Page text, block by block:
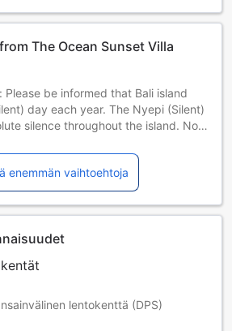
The Ocean Sunset Villa
Please be informed that Bali island
day each year. The Nyepi (Silent)
silence throughout the island. No
29 March 2025 | 19 March 2026 | 8
2028 | 15 March 2029
enemmän vaihtoehtoja
lentokenttä (DPS)